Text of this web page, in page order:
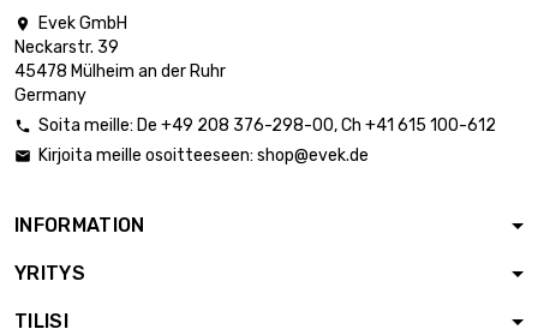
vahvuus :
10.03mm
leveys : 100mm
Paksuus / vahvuus
: 12.7mm
Paksuus /

Evek GmbH
Neckarstr. 39
45478 Mülheim an der Ruhr
Germany
 Soita meille: De +49 208 376-298-00, Ch +41 615 100-612
 Kirjoita meille osoitteeseen: shop@evek.de
INFORMATION
YRITYS
TILISI